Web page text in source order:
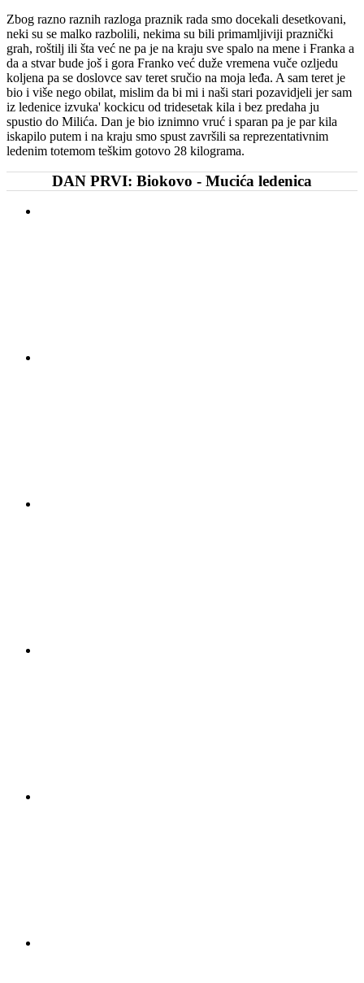
Zbog razno raznih razloga praznik rada smo docekali desetkovani,
neki su se malko razbolili, nekima su bili primamljiviji praznički
grah, roštilj ili šta već ne pa je na kraju sve spalo na mene i Franka a
da a stvar bude još i gora Franko već duže vremena vuče ozljedu
koljena pa se doslovce sav teret sručio na moja leđa. A sam teret je
bio i više nego obilat, mislim da bi mi i naši stari pozavidjeli jer sam
iz ledenice izvuka' kockicu od tridesetak kila i bez predaha ju
spustio do Milića. Dan je bio iznimno vruć i sparan pa je par kila
iskapilo putem i na kraju smo spust završili sa reprezentativnim
ledenim totemom teškim gotovo 28 kilograma.
DAN PRVI: Biokovo - Mucića ledenica